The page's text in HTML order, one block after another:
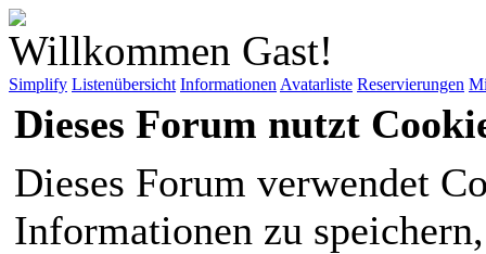
Willkommen Gast!
Simplify Listenübersicht Informationen Avatarliste Reservierungen
Dieses Forum nutzt
Dieses Forum verwendet
Informationen zu